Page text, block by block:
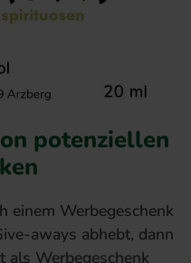
potenziellen
einem Werbegeschenk
aways abhebt, dann
als Werbegeschenk